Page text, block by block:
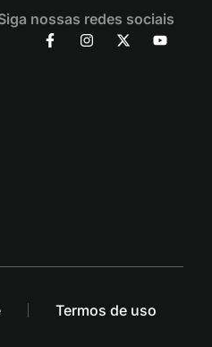
nossas redes sociais
Termos de uso